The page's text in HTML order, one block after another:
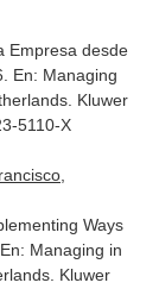
Empresa desde
En: Managing
Kluwer
5110-X
Ways
En: Managing in
Kluwer